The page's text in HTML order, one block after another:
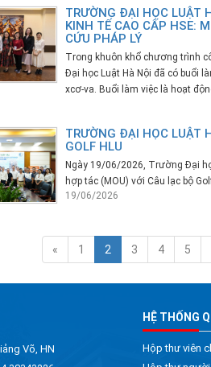
TRƯỜNG ĐẠI HỌC LUẬT
KINH TẾ CAO CẤP HSE:
CỨU PHÁP LÝ
Trong khuôn khổ chương trình
Đại học Luật Hà Nội đã có buổi
xcơ-va. Buổi làm việc là hoạt
TRƯỜNG ĐẠI HỌC LUẬT
GOLF HLU
Ngày 19/06/2026, Trường Đại
hợp tác (MOU) với Câu lạc bộ
19/06/2026
« 1 2 3 4 5
Võ, HN
HỆ THỐNG
Hộp thư viên